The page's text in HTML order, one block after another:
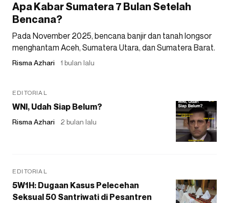
Apa Kabar Sumatera 7 Bulan Setelah
Bencana?
Pada November 2025, bencana banjir dan tanah longsor
menghantam Aceh, Sumatera Utara, dan Sumatera Barat.
Risma Azhari 1 bulan lalu
EDITORIAL
WNI, Udah Siap Belum?
Risma Azhari 2 bulan lalu
EDITORIAL
5W1H: Dugaan Kasus Pelecehan
Seksual 50 Santriwati di Pesantren